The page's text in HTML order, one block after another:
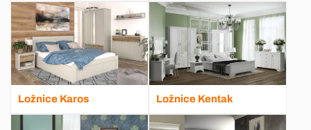
Ložnice Karos Ložnice Kentak